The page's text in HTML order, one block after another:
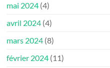
mai 2024 (4)
avril 2024 (4)
mars 2024 (8)
février 2024 (11)